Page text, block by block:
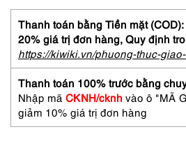
nam-
Mới/Chưa
sử
dụng-
BALENCIAGA
B5
9703
half
rim
Thanh toán bằng Tiền mặt
20% giá trị đơn hàng, Quy định
https://kiwiki.vn/phuong-thuc-
Thanh toán 100% trước bằng
Nhập mã CKNH/cknh vào ô "MÃ
giảm 10% giá trị đơn hàng